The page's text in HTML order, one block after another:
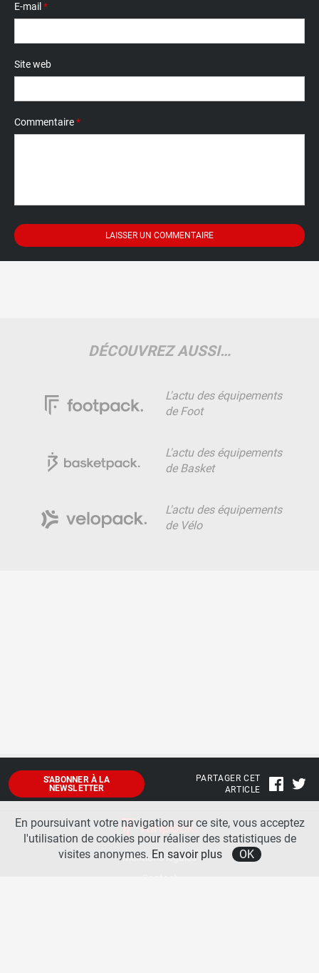
E-mail *
Site web
Commentaire*
DÉCOUVREZ AUSSI…
L'actu des équipements
de Foot
L'actu des équipements
de Basket
L'actu des équipements
de Vélo
S'ABONNER À LA
NEWSLETTER
PARTAGER CET
ARTICLE
Mentions légales
En poursuivant votre navigation sur ce site, vous acceptez
l'utilisation de cookies pour réaliser des statistiques de
visites anonymes. En savoir plus OK